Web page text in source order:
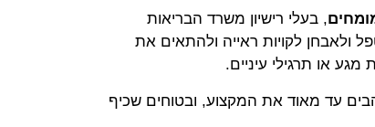
, בעלי רישיון משרד הבריאות
ולאבחן לקויות ראייה ולהתאים את
או תרגילי עיניים.
עד מאוד את המקצוע, ובטוחים שכיף